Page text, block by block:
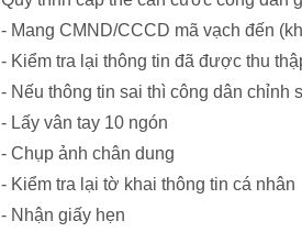
- Mang CMND/CCCD mã vạch đến
- Kiểm tra lại thông tin đã được thu
- Nếu thông tin sai thì công dân chỉnh
- Lấy vân tay 10 ngón
- Chụp ảnh chân dung
- Kiểm tra lại tờ khai thông tin cá nhân
- Nhận giấy hẹn